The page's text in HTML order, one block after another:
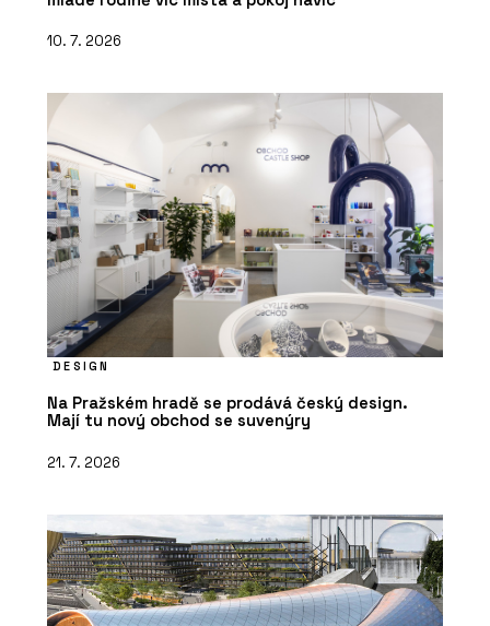
10. 7. 2026
DESIGN
Na Pražském hradě se prodává český design.
Mají tu nový obchod se suvenýry
21. 7. 2026